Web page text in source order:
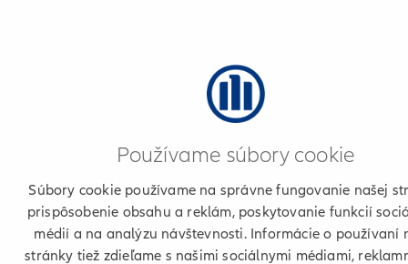
Používame súbory cookie
Súbory cookie používame na správne fungovanie našej
prispôsobenie obsahu a reklám, poskytovanie funkcií
médií a na analýzu návštevnosti. Informácie o používaní
stránky tiež zdieľame s našimi sociálnymi médiami,